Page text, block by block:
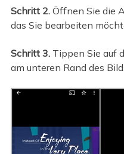
Schritt 2.Öffnen Sie die
das Sie bearbeiten
Schritt 3.Tippen Sie auf
am unteren Rand des